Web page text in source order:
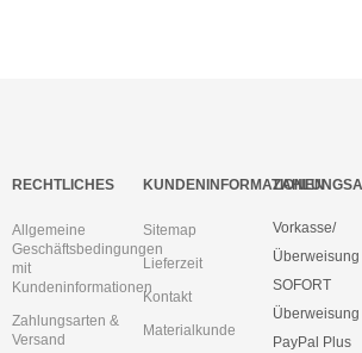
RECHTLICHES
Allgemeine
Geschäftsbedingungen
mit
Kundeninformationen
Zahlungsarten &
Versand
KUNDENINFORMATIONEN
Sitemap
Lieferzeit
Kontakt
Materialkunde
Vorkasse/
Überweisung
SOFORT
Überweisung
PayPal Plus